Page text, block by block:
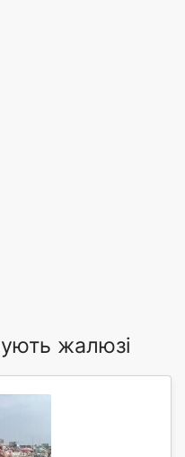
жалюзі